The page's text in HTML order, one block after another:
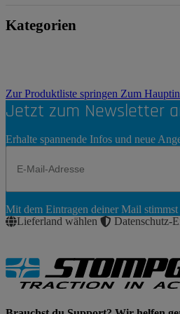
Kategorien
Zur Produktliste springen Zum
Jetzt zum Newsletter
Erhalte spannende Infos und neue
Abonnieren
Mit dem Eintragen deiner Mail stimmst
Lieferland wählen
Datenschutz-